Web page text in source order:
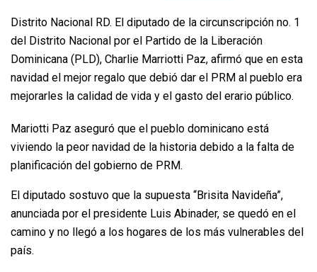
Distrito Nacional RD. El diputado de la circunscripción no. 1
del Distrito Nacional por el Partido de la Liberación
Dominicana (PLD), Charlie Marriotti Paz, afirmó que en esta
navidad el mejor regalo que debió dar el PRM al pueblo era
mejorarles la calidad de vida y el gasto del erario público.
Mariotti Paz aseguró que el pueblo dominicano está
viviendo la peor navidad de la historia debido a la falta de
planificación del gobierno de PRM.
El diputado sostuvo que la supuesta “Brisita Navideña”,
anunciada por el presidente Luis Abinader, se quedó en el
camino y no llegó a los hogares de los más vulnerables del
país.